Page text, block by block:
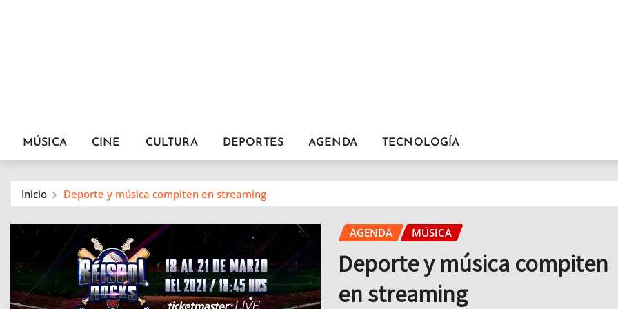
MÚSICA CINE CULTURA DEPORTES AGENDA TECNOLOGÍA
Inicio Deporte y música compiten en streaming
AGENDA MÚSICA
Deporte y música compiten
en streaming